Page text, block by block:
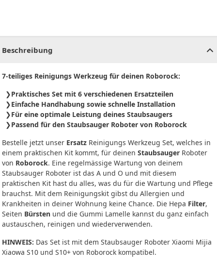
Beschreibung
7-teiliges Reinigungs Werkzeug für deinen Roborock:
Praktisches Set mit 6 verschiedenen Ersatzteilen
Einfache Handhabung sowie schnelle Installation
Für eine optimale Leistung deines Staubsaugers
Passend für den Staubsauger Roboter von Roborock
Bestelle jetzt unser Ersatz Reinigungs Werkzeug Set, welches in
einem praktischen Kit kommt, für deinen Staubsauger Roboter
von Roborock. Eine regelmässige Wartung von deinem
Staubsauger Roboter ist das A und O und mit diesem
praktischen Kit hast du alles, was du für die Wartung und Pflege
brauchst. Mit dem Reinigungskit gibst du Allergien und
Krankheiten in deiner Wohnung keine Chance. Die Hepa Filter,
Seiten Bürsten und die Gummi Lamelle kannst du ganz einfach
austauschen, reinigen und wiederverwenden.
HINWEIS: Das Set ist mit dem Staubsauger Roboter Xiaomi Mijia
Xiaowa S10 und S10+ von Roborock kompatibel.